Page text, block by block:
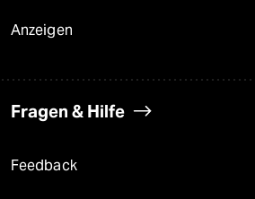
Anzeigen
Fragen & Hilfe
Feedback